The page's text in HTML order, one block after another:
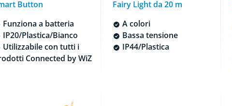
Button
Funziona a batteria
IP20/Plastica/Bianco
Utilizzabile con tutti i
Connected by WiZ
Fairy Light da 20 m
A colori
Bassa tensione
IP44/Plastica